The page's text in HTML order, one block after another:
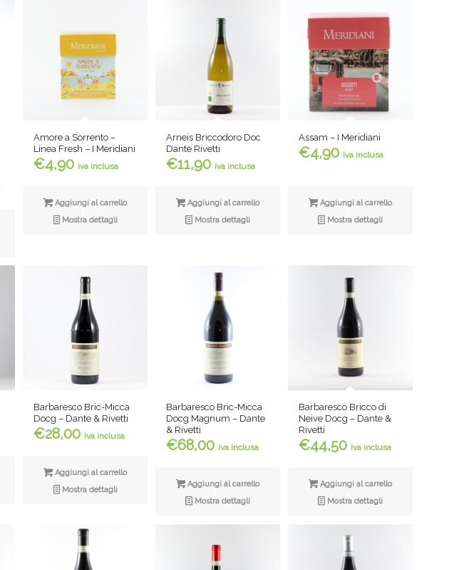
Amore a Sorrento –
Linea Fresh – I Meridiani
€4,90 iva inclusa
Aggiungi al carrello
Mostra dettagli
Arneis Briccodoro Doc
Dante Rivetti
€11,90 iva inclusa
Aggiungi al carrello
Mostra dettagli
Assam – I Meridiani
€4,90 iva inclusa
Aggiungi al carrello
Mostra dettagli
Barbaresco Bric-Micca
Docg – Dante & Rivetti
€28,00 iva inclusa
Aggiungi al carrello
Mostra dettagli
Barbaresco Bric-Micca
Docg Magnum – Dante
& Rivetti
€68,00 iva inclusa
Aggiungi al carrello
Mostra dettagli
Barbaresco Bricco di
Neive Docg – Dante &
Rivetti
€44,50 iva inclusa
Aggiungi al carrello
Mostra dettagli